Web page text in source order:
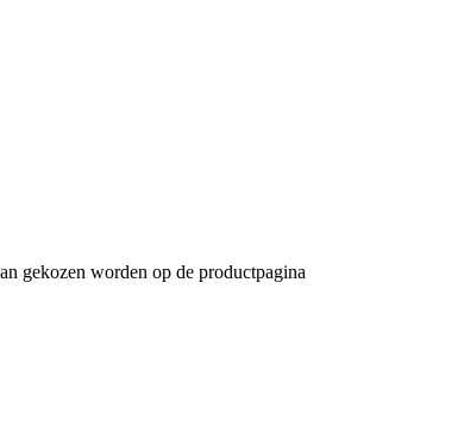
gekozen worden op de productpagina